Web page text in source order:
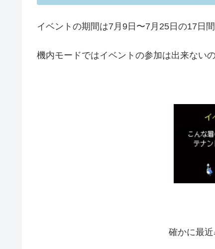
イベントの期間は7月9日〜7月25日の17日間
機内モードではイベントの参加は出来ない
確かに最